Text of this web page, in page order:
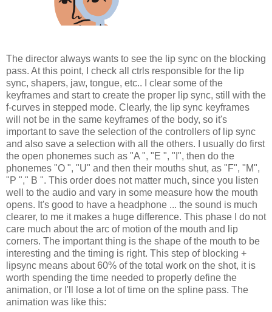
The director always wants to see the lip sync on the blocking
pass. At this point, I check all ctrls responsible for the lip
sync, shapers, jaw, tongue, etc.. I clear some of the
keyframes and start to create the proper lip sync, still with the
f-curves in stepped mode. Clearly, the lip sync keyframes
will not be in the same keyframes of the body, so it's
important to save the selection of the controllers of lip sync
and also save a selection with all the others. I usually do first
the open phonemes such as "A ", "E ", "I", then do the
phonemes "O ", "U" and then their mouths shut, as "F", "M",
"P "," B ". This order does not matter much, since you listen
well to the audio and vary in some measure how the mouth
opens. It's good to have a headphone ... the sound is much
clearer, to me it makes a huge difference. This phase I do not
care much about the arc of motion of the mouth and lip
corners. The important thing is the shape of the mouth to be
interesting and the timing is right. This step of blocking +
lipsync means about 60% of the total work on the shot, it is
worth spending the time needed to properly define the
animation, or I'll lose a lot of time on the spline pass. The
animation was like this: